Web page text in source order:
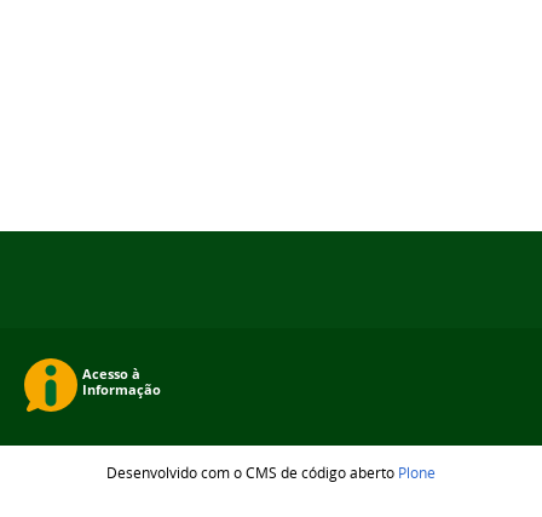
Desenvolvido com o CMS de código aberto Plone